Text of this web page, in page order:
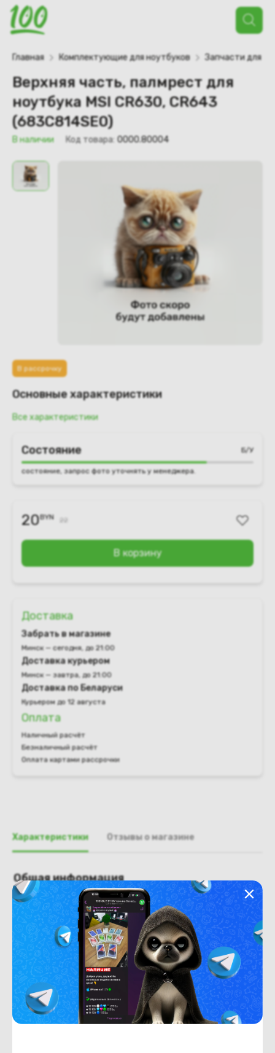
Поиск
товаров
Главная Комплектующие для ноутбуков Запчасти для
Верхняя часть, палмрест для
ноутбука MSI CR630, CR643
(683C814SE0)
В наличии Код товара: 0000.80004
В рассрочку
Основные характеристики
Все характеристики
Состояние Б/У
состояние, запрос фото уточнять у менеджера.
20BYN
В корзину
Доставка
Забрать в магазине
Минск — сегодня, до 21:00
Доставка курьером
Минск — завтра, до 21:00
Доставка по Беларуси
Курьером до 12 августа
Оплата
Наличный расчёт
Безналичный расчёт
Оплата картами рассрочки
Характеристики Отзывы о магазине
Общая информация
Производитель
MSI
Тип товара
Палмрест
Состояние
Недостатки
состояние, запрос фото
уточнять у менеджера.
Состояние
Б/У
Внешний вид
состояние, запрос фото
уточнять у менеджера.